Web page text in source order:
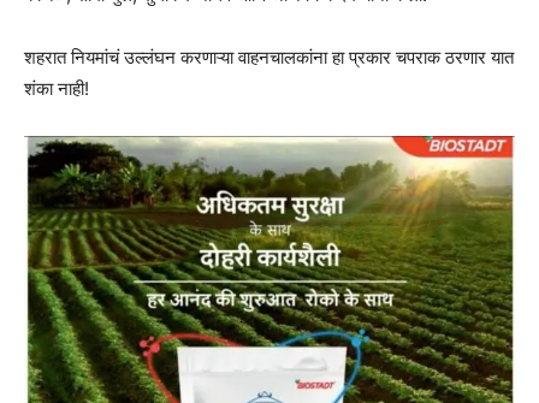
शहरात नियमांचं उल्लंघन करणाऱ्या वाहनचालकांना हा प्रकार चपराक ठरणार यात
शंका नाही!